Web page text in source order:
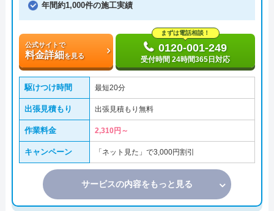
年間約1,000件の施工実績
公式サイトで
料金詳細を見る
まずは電話相談！
0120-001-249
受付時間 24時間365日対応
駆けつけ時間 最短20分
出張見積もり 出張見積もり無料
作業料金 2,310円～
キャンペーン 「ネット見た」で3,000円割引
サービスの内容をもっと見る